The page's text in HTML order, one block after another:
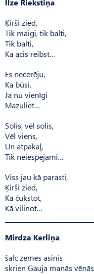
Ilze Riekstiņa
Ķirši zied,
Tik maigi, tik balti,
Tik balti,
Ka acis reibst…
Es necerēju,
Ka būsi.
Ja nu vienīgi
Mazuliet…
Solis, vēl solis,
Vēl viens,
Un atpakaļ,
Tik neiespējami…
Viss jau kā parasti,
Ķirši zied,
Kā čukstot,
Kā vilinot…
Mirdza Kerliņa
šalc zemes asinis
skrien Gauja manās vēnās